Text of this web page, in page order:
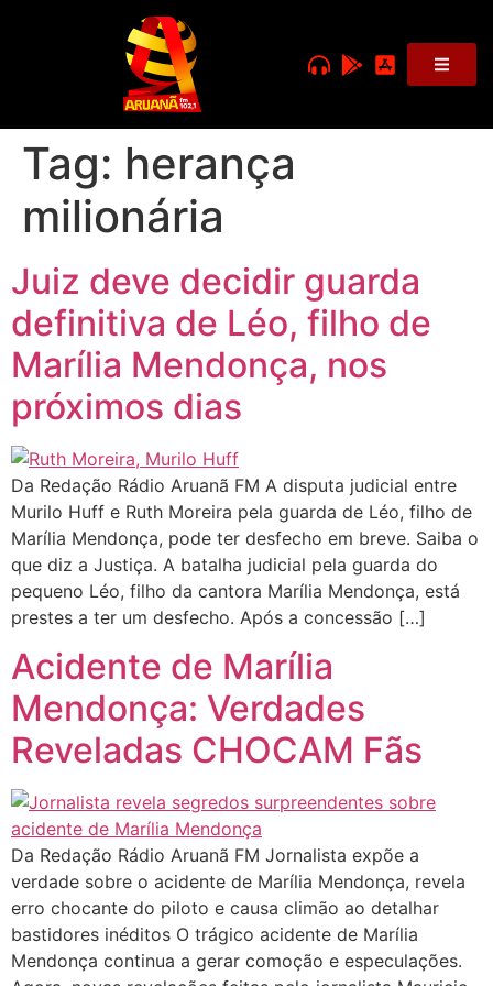
Tag: herança
milionária
Juiz deve decidir guarda
definitiva de Léo, filho de
Marília Mendonça, nos
próximos dias
Da Redação Rádio Aruanã FM A disputa judicial entre
Murilo Huff e Ruth Moreira pela guarda de Léo, filho de
Marília Mendonça, pode ter desfecho em breve. Saiba o
que diz a Justiça. A batalha judicial pela guarda do
pequeno Léo, filho da cantora Marília Mendonça, está
prestes a ter um desfecho. Após a concessão […]
Acidente de Marília
Mendonça: Verdades
Reveladas CHOCAM Fãs
Da Redação Rádio Aruanã FM Jornalista expõe a
verdade sobre o acidente de Marília Mendonça, revela
erro chocante do piloto e causa climão ao detalhar
bastidores inéditos O trágico acidente de Marília
Mendonça continua a gerar comoção e especulações.